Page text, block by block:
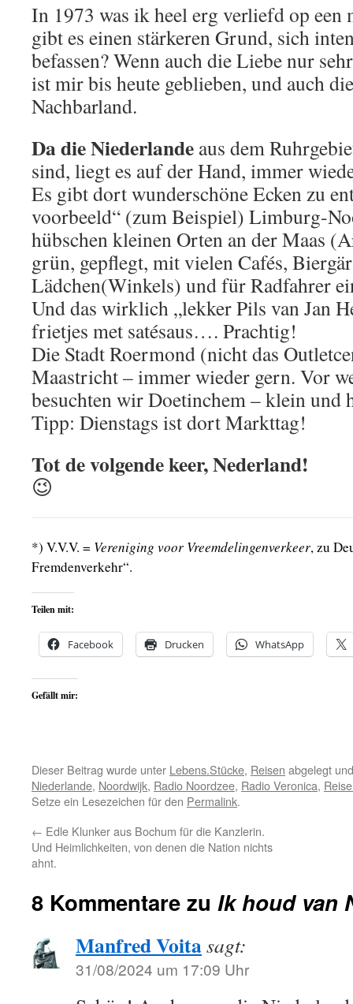
In 1973 was ik heel erg verliefd op een
gibt es einen stärkeren Grund, sich
befassen? Wenn auch die Liebe nur
ist mir bis heute geblieben, und auch
Nachbarland.
Da die Niederlande aus dem
sind, liegt es auf der Hand, immer
Es gibt dort wunderschöne Ecken zu
voorbeeld“ (zum Beispiel) Limburg-
hübschen kleinen Orten an der Maas
grün, gepflegt, mit vielen Cafés,
Lädchen(Winkels) und für Radfahrer
Und das wirklich „lekker Pils van Jan
frietjes met satésaus…. Prachtig!
Die Stadt Roermond (nicht das
Maastricht – immer wieder gern. Vor
besuchten wir Doetinchem – klein und
Tipp: Dienstags ist dort Markttag!
Tot de volgende keer, Nederland!
😉
*) V.V.V. = Vereniging voor Vreemdelingenverkeer, zu
Fremdenverkehr“.
Teilen mit:
Facebook Drucken WhatsApp
Gefällt mir:
Dieser Beitrag wurde unter Lebens.Stücke, Reisen abgelegt
Niederlande, Noordwijk, Radio Noordzee, Radio Veronica,
Setze ein Lesezeichen für den Permalink.
← Edle Klunker aus Bochum für die Kanzlerin.
Und Heimlichkeiten, von denen die Nation nichts
ahnt.
8 Kommentare zu Ik houd van
Manfred Voitasagt:
31/08/2024 um 17:09 Uhr